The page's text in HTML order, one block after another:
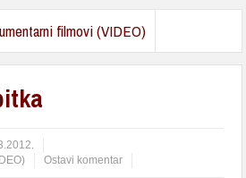
filmovi (VIDEO)
Ostavi komentar